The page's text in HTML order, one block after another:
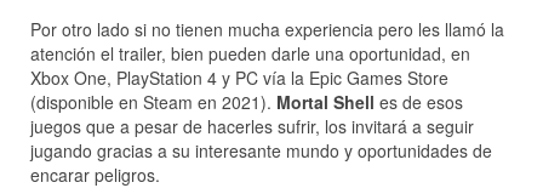
Por otro lado si no tienen mucha experiencia pero les llamó la
atención el trailer, bien pueden darle una oportunidad, en
Xbox One, PlayStation 4 y PC vía la Epic Games Store
(disponible en Steam en 2021). Mortal Shell es de esos
juegos que a pesar de hacerles sufrir, los invitará a seguir
jugando gracias a su interesante mundo y oportunidades de
encarar peligros.